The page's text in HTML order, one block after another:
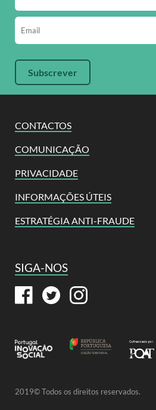
CONTACTOS
COMUNICAÇÃO
PRIVACIDADE
INFORMAÇÕES ÚTEIS
ESTRATÉGIA ANTI-FRAUDE
SIGA-NOS
2019© Todos os direitos reservados.